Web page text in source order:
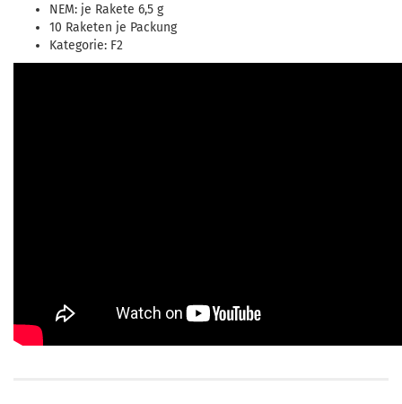
NEM: je Rakete 6,5 g
10 Raketen je Packung
Kategorie: F2